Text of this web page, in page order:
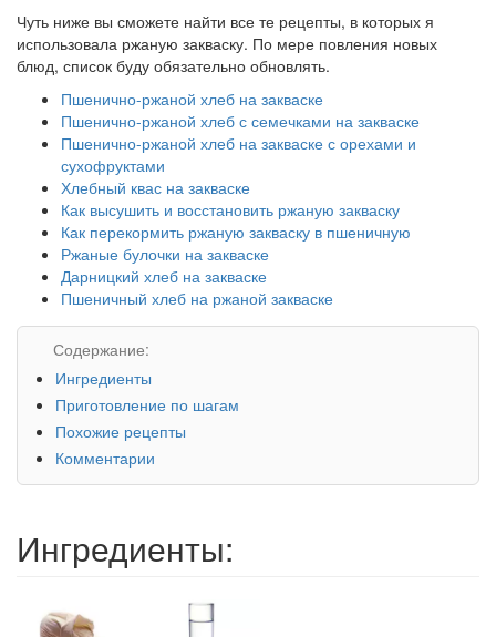
Чуть ниже вы сможете найти все те рецепты, в которых я
использовала ржаную закваску. По мере повления новых
блюд, список буду обязательно обновлять.
Пшенично-ржаной хлеб на закваске
Пшенично-ржаной хлеб с семечками на закваске
Пшенично-ржаной хлеб на закваске с орехами и
сухофруктами
Хлебный квас на закваске
Как высушить и восстановить ржаную закваску
Как перекормить ржаную закваску в пшеничную
Ржаные булочки на закваске
Дарницкий хлеб на закваске
Пшеничный хлеб на ржаной закваске
Содержание:
Ингредиенты
Приготовление по шагам
Похожие рецепты
Комментарии
Ингредиенты: